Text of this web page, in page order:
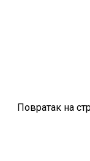
Повратак на